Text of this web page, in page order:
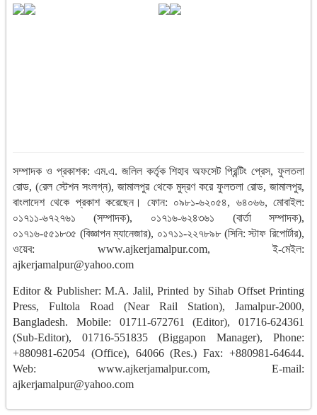
সম্পাদক ও প্রকাশক: এম.এ. জলিল কর্তৃক শিহাব অফসেট প্রিন্টিং প্রেস, ফুলতলা
রোড, (রেল স্টেশন সংলগ্ন), জামালপুর থেকে মুদ্রণ করে ফুলতলা রোড, জামালপুর,
বাংলাদেশ থেকে প্রকাশ করেছেন। ফোন: ০৯৮১-৬২০৫৪, ৬৪০৬৬, মোবাইল:
০১৭১১-৬৭২৭৬১ (সম্পাদক), ০১৭১৬-৬২৪৩৬১ (বার্তা সম্পাদক),
০১৭১৬-৫৫১৮৩৫ (বিজ্ঞাপন ম্যানেজার), ০১৭১১-২২৭৮৯৮ (সিনি: স্টাফ রিপোর্টার),
ওয়েব: www.ajkerjamalpur.com, ই-মেইল:
ajkerjamalpur@yahoo.com
Editor & Publisher: M.A. Jalil, Printed by Sihab Offset Printing
Press, Fultola Road (Near Rail Station), Jamalpur-2000,
Bangladesh. Mobile: 01711-672761 (Editor), 01716-624361
(Sub-Editor), 01716-551835 (Biggapon Manager), Phone:
+880981-62054 (Office), 64066 (Res.) Fax: +880981-64644.
Web: www.ajkerjamalpur.com, E-mail:
ajkerjamalpur@yahoo.com